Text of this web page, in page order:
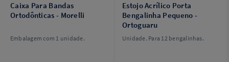
Caixa Para Bandas
Ortodônticas - Morelli
Embalagem com 1 unidade.
Estojo Acrílico Porta
Bengalinha Pequeno -
Ortoguaru
Unidade. Para 12 bengalinhas.